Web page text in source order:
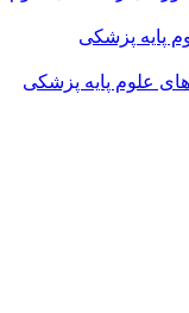
پایه پزشکی
علوم پایه پزشکی